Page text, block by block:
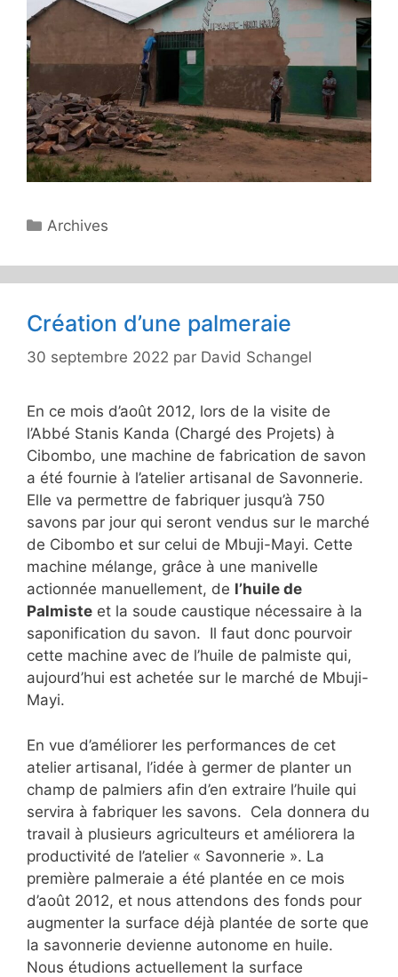
Catégories
Archives
Création d’une palmeraie
30 septembre 2022 par David Schangel
En ce mois d’août 2012, lors de la visite de
l’Abbé Stanis Kanda (Chargé des Projets) à
Cibombo, une machine de fabrication de savon
a été fournie à l’atelier artisanal de Savonnerie.
Elle va permettre de fabriquer jusqu’à 750
savons par jour qui seront vendus sur le marché
de Cibombo et sur celui de Mbuji-Mayi. Cette
machine mélange, grâce à une manivelle
actionnée manuellement, de l’huile de
Palmiste et la soude caustique nécessaire à la
saponification du savon. Il faut donc pourvoir
cette machine avec de l’huile de palmiste qui,
aujourd’hui est achetée sur le marché de Mbuji-
Mayi.
En vue d’améliorer les performances de cet
atelier artisanal, l’idée à germer de planter un
champ de palmiers afin d’en extraire l’huile qui
servira à fabriquer les savons. Cela donnera du
travail à plusieurs agriculteurs et améliorera la
productivité de l’atelier « Savonnerie ». La
première palmeraie a été plantée en ce mois
d’août 2012, et nous attendons des fonds pour
augmenter la surface déjà plantée de sorte que
la savonnerie devienne autonome en huile.
Nous étudions actuellement la surface